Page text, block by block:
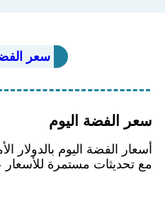
سعر
سعر الفضة اليوم
أسعار الفضة اليوم بالدولار
مع تحديثات مستمرة للأسعار